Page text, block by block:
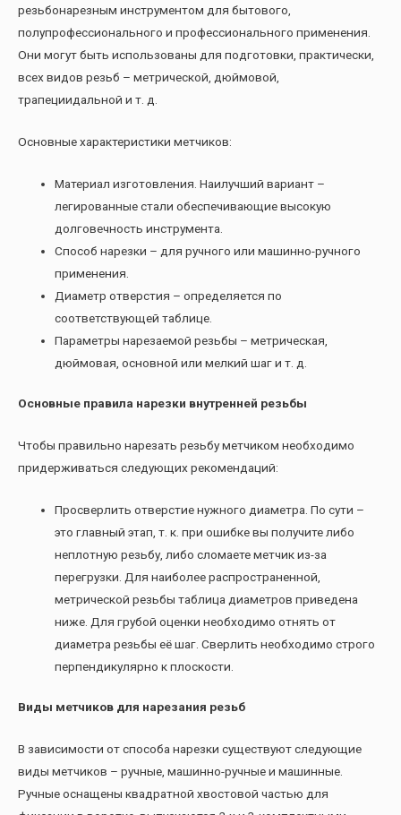
резьбонарезным инструментом для бытового,
полупрофессионального и профессионального применения.
Они могут быть использованы для подготовки, практически,
всех видов резьб – метрической, дюймовой,
трапециидальной и т. д.
Основные характеристики метчиков:
Материал изготовления. Наилучший вариант –
легированные стали обеспечивающие высокую
долговечность инструмента.
Способ нарезки – для ручного или машинно-ручного
применения.
Диаметр отверстия – определяется по
соответствующей таблице.
Параметры нарезаемой резьбы – метрическая,
дюймовая, основной или мелкий шаг и т. д.
Основные правила нарезки внутренней резьбы
Чтобы правильно нарезать резьбу метчиком необходимо
придерживаться следующих рекомендаций:
Просверлить отверстие нужного диаметра. По сути –
это главный этап, т. к. при ошибке вы получите либо
неплотную резьбу, либо сломаете метчик из-за
перегрузки. Для наиболее распространенной,
метрической резьбы таблица диаметров приведена
ниже. Для грубой оценки необходимо отнять от
диаметра резьбы её шаг. Сверлить необходимо строго
перпендикулярно к плоскости.
Виды метчиков для нарезания резьб
В зависимости от способа нарезки существуют следующие
виды метчиков – ручные, машинно-ручные и машинные.
Ручные оснащены квадратной хвостовой частью для